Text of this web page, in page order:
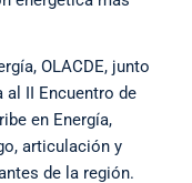
OLACDE, junto
al II Encuentro de
en Energía,
articulación y
de la región.